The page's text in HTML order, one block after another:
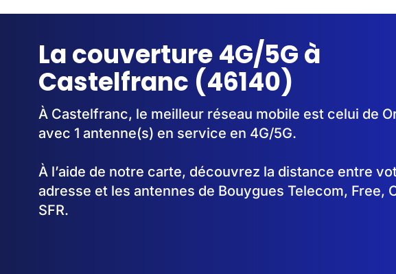
La couverture 4G/5G à
Castelfranc (46140)
À Castelfranc, le meilleur réseau mobile est celui de
avec 1 antenne(s) en service en 4G/5G.
À l’aide de notre carte, découvrez la distance entre
adresse et les antennes de Bouygues Telecom, Free,
SFR.